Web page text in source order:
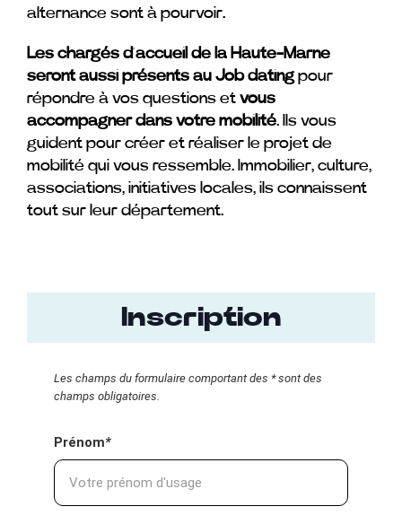
alternance sont à pourvoir.
Les chargés d’accueil de la Haute-Marne
seront aussi présents au Job dating pour
répondre à vos questions et vous
accompagner dans votre mobilité. Ils vous
guident pour créer et réaliser le projet de
mobilité qui vous ressemble. Immobilier, culture,
associations, initiatives locales, ils connaissent
tout sur leur département.
Inscription